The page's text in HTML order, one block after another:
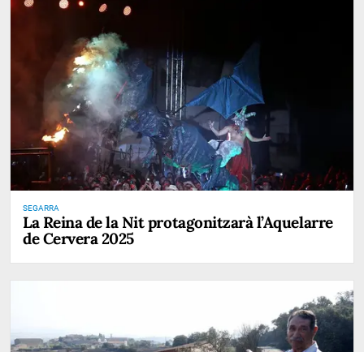
SEGARRA
La Reina de la Nit protagonitzarà l’Aquelarre
de Cervera 2025